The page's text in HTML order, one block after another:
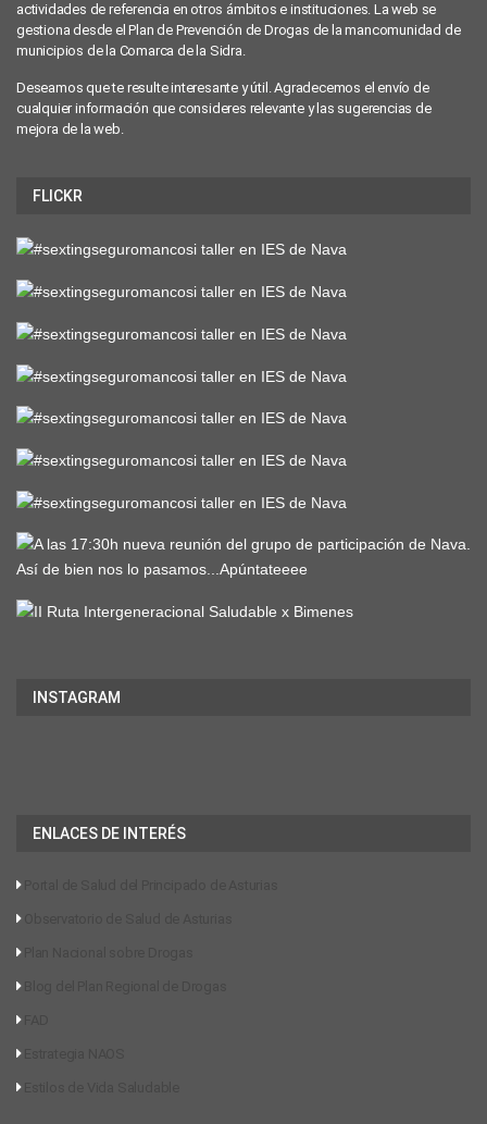
actividades de referencia en otros ámbitos e instituciones. La web se
gestiona desde el Plan de Prevención de Drogas de la mancomunidad de
municipios de la Comarca de la Sidra.
Deseamos que te resulte interesante y útil. Agradecemos el envío de
cualquier información que consideres relevante y las sugerencias de
mejora de la web.
FLICKR
INSTAGRAM
ENLACES DE INTERÉS